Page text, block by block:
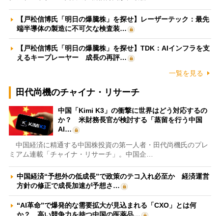
【戸松信博氏「明日の爆騰株」を探せ】レーザーテック：最先
端半導体の製造に不可欠な検査装…
【戸松信博氏「明日の爆騰株」を探せ】TDK：AIインフラを支
えるキープレーヤー 成長の再評…
一覧を見る
田代尚機のチャイナ・リサーチ
中国「Kimi K3」の衝撃に世界はどう対応するの
か？ 米財務長官が検討する「蒸留を行う中国
AI…
中国経済に精通する中国株投資の第一人者・田代尚機氏のプレ
ミアム連載「チャイナ・リサーチ」。中国企…
中国経済“予想外の低成長”で政策のテコ入れ必至か 経済運営
方針の修正で成長加速が予想さ…
“AI革命”で爆発的な需要拡大が見込まれる「CXO」とは何